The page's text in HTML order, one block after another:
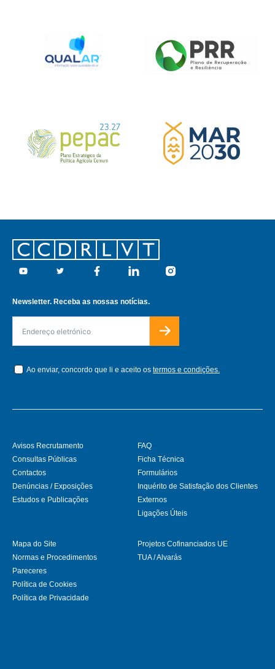
Footer
Youtube Twitter Facebook Linkedin Instagram
Newsletter. Receba as nossas notícias.
Ao enviar, concordo que li e aceito os termos e condições.
Avisos Recrutamento
Consultas Públicas
Contactos
Denúncias / Exposições
Estudos e Publicações
FAQ
Ficha Técnica
Formulários
Inquérito de Satisfação dos Clientes
Externos
Ligações Úteis
Mapa do Site
Normas e Procedimentos
Pareceres
Política de Cookies
Política de Privacidade
Projetos Cofinanciados UE
TUA / Alvarás